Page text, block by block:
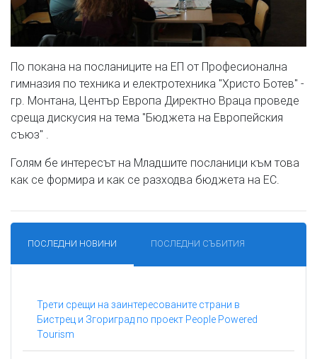
По покана на посланиците на ЕП от Професионална
гимназия по техника и електротехника "Христо Ботев" -
гр. Монтана, Център Европа Директно Враца проведе
среща дискусия на тема "Бюджета на Европейския
съюз" .
Голям бе интересът на Младшите посланици към това
как се формира и как се разходва бюджета на ЕС.
ПОСЛЕДНИ НОВИНИ ПОСЛЕДНИ СЪБИТИЯ
Трети срещи на заинтересованите страни в
Бистрец и Згориград по проект People Powered
Tourism